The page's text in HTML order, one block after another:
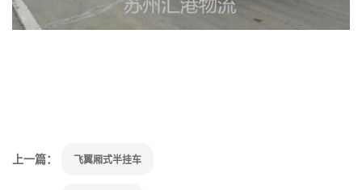
上一篇： 飞翼厢式半挂车